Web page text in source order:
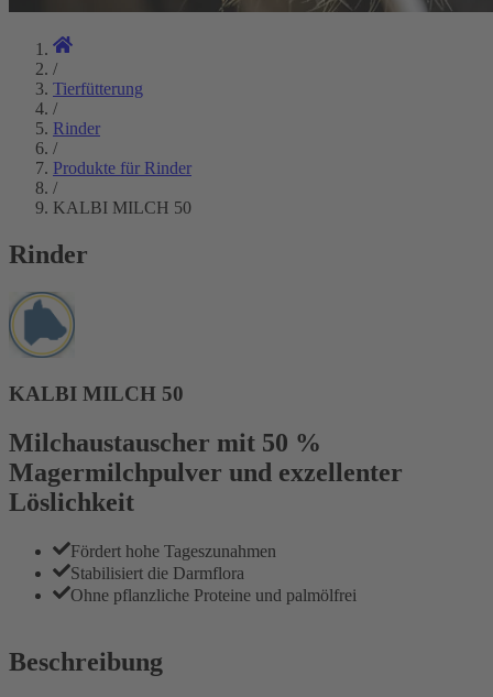
/
Tierfütterung
/
Rinder
/
Produkte für Rinder
/
KALBI MILCH 50
Rinder
KALBI MILCH 50
Milchaustauscher mit 50 %
Magermilchpulver und exzellenter
Löslichkeit
Fördert hohe Tageszunahmen
Stabilisiert die Darmflora
Ohne pflanzliche Proteine und palmölfrei
Beschreibung